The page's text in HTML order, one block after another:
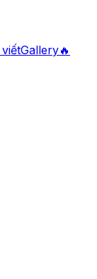
viếtGallery🔥